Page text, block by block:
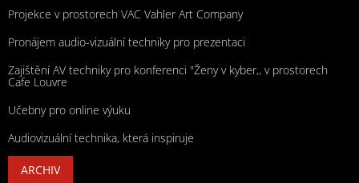
Projekce v prostorech VAC Vahler Art Company
Pronájem audio-vizuální techniky pro prezentaci
Zajištění AV techniky pro konferenci "Ženy v kyber,, v prostorech
Cafe Louvre
Učebny pro online výuku
Audiovizuální technika, která inspiruje
ARCHIV